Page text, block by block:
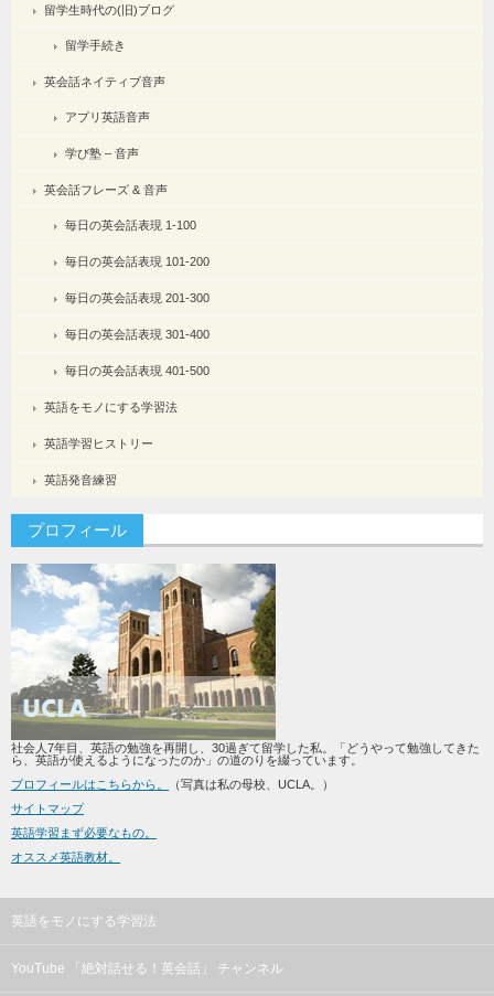
留学生時代の(旧)ブログ
留学手続き
英会話ネイティブ音声
アプリ英語音声
学び塾 – 音声
英会話フレーズ & 音声
毎日の英会話表現 1-100
毎日の英会話表現 101-200
毎日の英会話表現 201-300
毎日の英会話表現 301-400
毎日の英会話表現 401-500
英語をモノにする学習法
英語学習ヒストリー
英語発音練習
プロフィール
社会人7年目、英語の勉強を再開し、30過ぎて留学した私。「どうやって勉強してきた
ら、英語が使えるようになったのか」の道のりを綴っています。
プロフィールはこちらから。
（写真は私の母校、UCLA。）
サイトマップ
英語学習まず必要なもの。
オススメ英語教材。
英語をモノにする学習法
YouTube 「絶対話せる！英会話」 チャンネル